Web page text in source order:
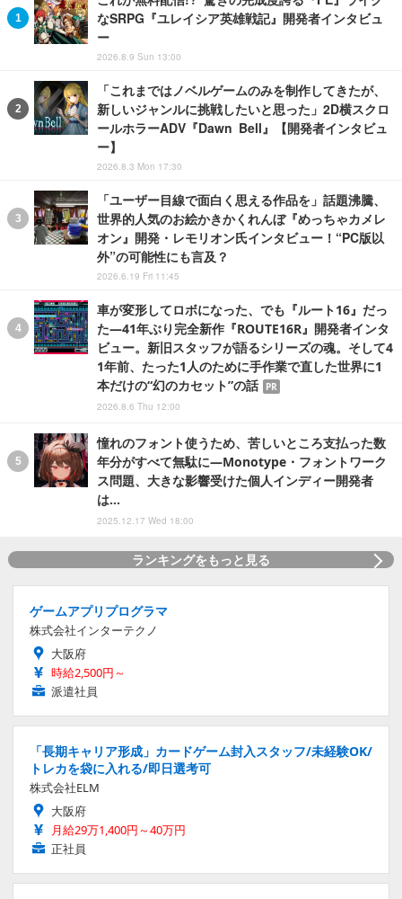
なSRPG『ユレイシア英雄戦記』開発者インタビュ
ー
2026.8.9 Sun 13:00
「これまではノベルゲームのみを制作してきたが、
新しいジャンルに挑戦したいと思った」2D横スクロ
ールホラーADV『Dawn Bell』【開発者インタビュ
ー】
2026.8.3 Mon 17:30
「ユーザー目線で面白く思える作品を」話題沸騰、
世界的人気のお絵かきかくれんぼ『めっちゃカメレ
オン』開発・レモリオン氏インタビュー！“PC版以
外”の可能性にも言及？
2026.6.19 Fri 11:45
車が変形してロボになった、でも『ルート16』だっ
た―41年ぶり完全新作『ROUTE16R』開発者インタ
ビュー。新旧スタッフが語るシリーズの魂。そして4
1年前、たった1人のために手作業で直した世界に1
本だけの“幻のカセット”の話
PR
2026.8.6 Thu 12:00
憧れのフォント使うため、苦しいところ支払った数
年分がすべて無駄に―Monotype・フォントワーク
ス問題、大きな影響受けた個人インディー開発者
は…
2025.12.17 Wed 18:00
ランキングをもっと見る
ゲームアプリプログラマ
株式会社インターテクノ
大阪府
時給2,500円～
派遣社員
「長期キャリア形成」カードゲーム封入スタッフ/未経験OK/
トレカを袋に入れる/即日選考可
株式会社ELM
大阪府
月給29万1,400円～40万円
正社員